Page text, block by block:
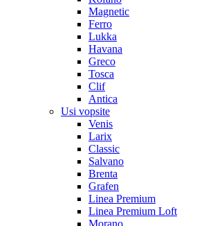
Magnetic
Ferro
Lukka
Havana
Greco
Tosca
Clif
Antica
Usi vopsite
Venis
Larix
Classic
Salvano
Brenta
Grafen
Linea Premium
Linea Premium Loft
Morano